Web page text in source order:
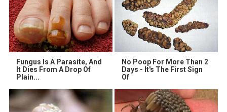
Fungus Is A Parasite, And
It Dies From A Drop Of
Plain...
No Poop For More Than 2
Days - It's The First Sign
Of